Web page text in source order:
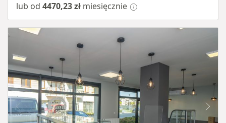
lub od 4470,23 zł miesięcznie